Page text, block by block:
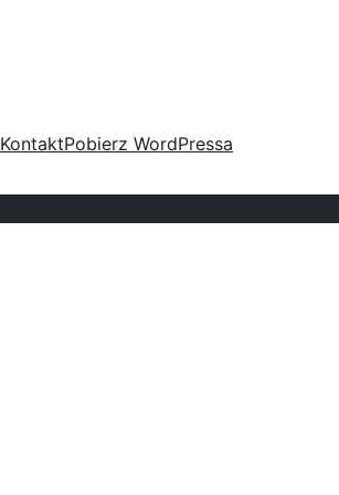
KontaktPobierz WordPressa